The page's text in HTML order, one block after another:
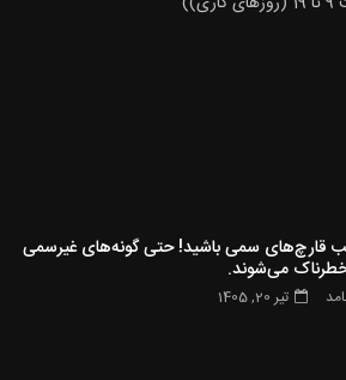
قارچ‌های سمی باشید! حتی گونه‌های غیرسمی
می‌شوند.
تیر 20, 1405